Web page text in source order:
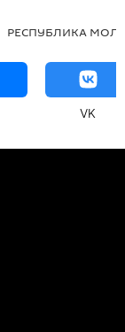
РЕСПУБЛИКА
VK